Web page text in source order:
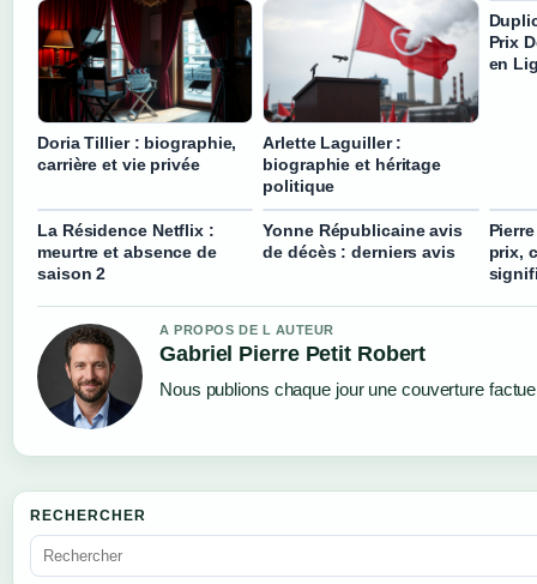
Doria Tillier : biographie,
carrière et vie privée
Arlette Laguiller :
biographie et héritage
politique
Prix
en
La Résidence Netflix :
meurtre et absence de
saison 2
Yonne Républicaine avis
de décès : derniers avis
prix,
A PROPOS DE L AUTEUR
Gabriel Pierre Petit Robert
Nous publions chaque jour une couverture
RECHERCHER